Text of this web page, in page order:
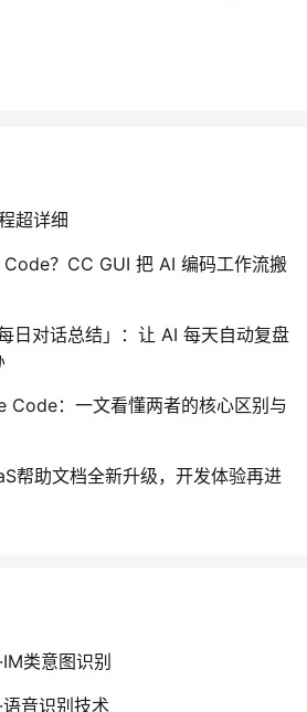
超详细
？CC GUI 把 AI 编码工作流搬
日对话总结」：让 AI 每天自动复盘
Code：一文看懂两者的核心区别与
帮助文档全新升级，开发体验再进
类意图识别
音识别技术